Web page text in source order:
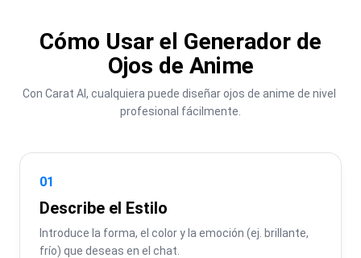
Cómo Usar el Generador de
Ojos de Anime
Con Carat AI, cualquiera puede diseñar ojos de anime de nivel
profesional fácilmente.
01
Describe el Estilo
Introduce la forma, el color y la emoción (ej. brillante,
frío) que deseas en el chat.